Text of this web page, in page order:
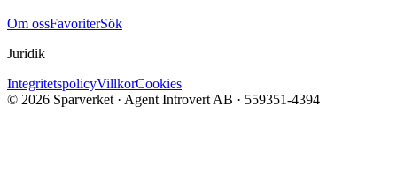
Om ossFavoriterSök
Juridik
IntegritetspolicyVillkorCookies
© 2026 Sparverket · Agent Introvert AB · 559351-4394